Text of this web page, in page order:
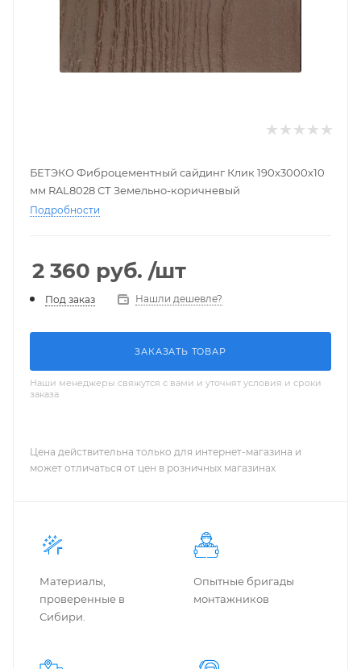
БЕТЭКО Фиброцементный сайдинг Клик 190х3000х10
мм RAL8028 СТ Земельно-коричневый
Подробности
2 360 руб. /шт
Под заказ Нашли дешевле?
ЗАКАЗАТЬ ТОВАР
Наши менеджеры свяжутся с вами и уточнят условия и сроки
заказа
Цена действительна только для интернет-магазина и
может отличаться от цен в розничных магазинах
Материалы,
проверенные в
Сибири.
Опытные бригады
монтажников